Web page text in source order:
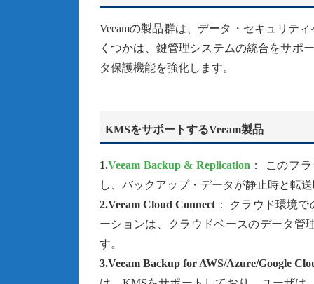
Veeamの製品群は、データ・セキュリテ
くつかは、鍵管理システムの統合をサポ
タ保護機能を強化します。
KMSをサポートするVeeam製品
1.Veeam Backup & Replication ： このフ
し、バックアップ・データが静止時と転
2.Veeam Cloud Connect ： クラウド環境
ーションは、クラウドベースのデータ管
す。
3.Veeam Backup for AWS/Azure/Google